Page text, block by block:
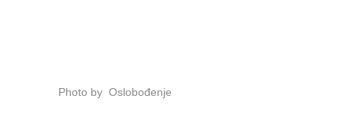
Photo by Oslobođenje